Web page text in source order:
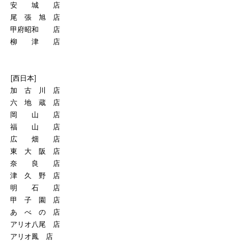
安 城 店
尾 張 旭 店
甲府昭和 店
柳 津 店
[西日本]
加 古 川 店
六 地 蔵 店
岡 山 店
福 山 店
広 畑 店
東 大 阪 店
奈 良 店
津 久 野 店
明 石 店
甲 子 園 店
あ べ の 店
アリオ八尾 店
アリオ鳳 店